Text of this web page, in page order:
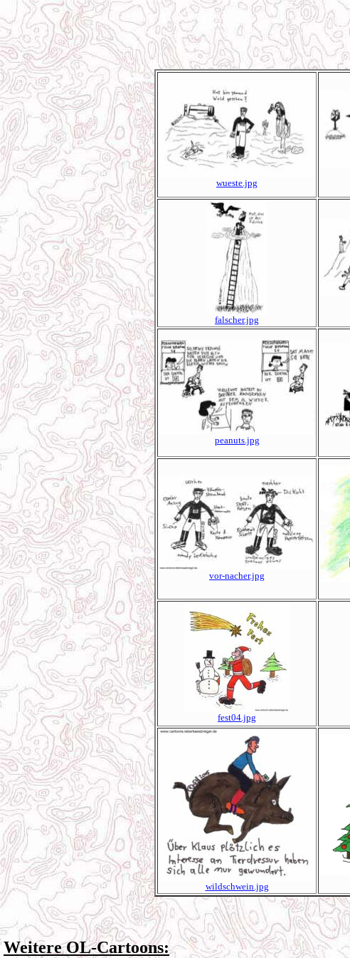
wueste.jpg
falscher.jpg
peanuts.jpg
vor-nacher.jpg
fest04.jpg
wildschwein.jpg
Weitere OL-Cartoons: